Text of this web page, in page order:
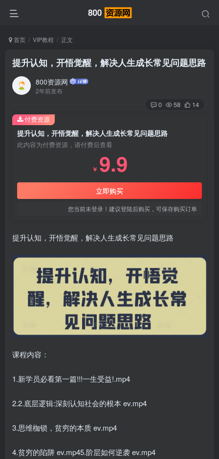
首页 VIP教程 正文
提升认知，开悟觉醒，解决人生成长常见问题思路
800资源网
2年前发布
0 58 14
提升认知，开悟觉醒，解决人生成长常见问题思路
此内容为付费资源，请付费后查看
￥ 9.9
立即购买
您当前未登录！建议登陆后购买，可保存购买订单
付费资源
提升认知，开悟觉醒，解决人生成长常见问题思路
课程内容：
1.新学员必看第一篇!!!一生受益!.mp4
2.2.底层逻辑:深刻认知社会的根本 ev.mp4
3.思维枷锁，贫穷的本质 ev.mp4
4.贫穷的陷阱 ev.mp45.阶层如何逆袭 ev.mp4